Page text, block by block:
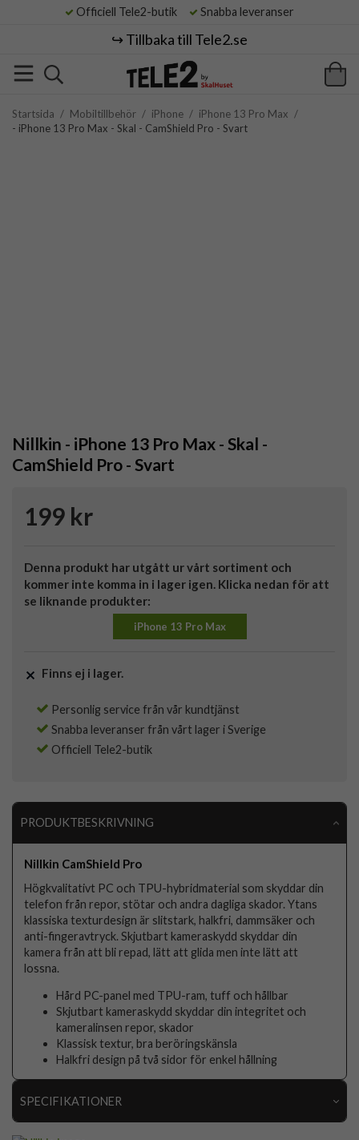
Officiell Tele2-butik Snabba leveranser
↪️ Tillbaka till Tele2.se
Startsida / Mobiltillbehör / iPhone / iPhone 13 Pro Max /
- iPhone 13 Pro Max - Skal - CamShield Pro - Svart
Nillkin - iPhone 13 Pro Max - Skal -
CamShield Pro - Svart
199 kr
Denna produkt har utgått ur vårt sortiment och
kommer inte komma in i lager igen. Klicka nedan för att
se liknande produkter:
iPhone 13 Pro Max
Finns ej i lager.
Personlig service från vår kundtjänst
Snabba leveranser från vårt lager i Sverige
Officiell Tele2-butik
PRODUKTBESKRIVNING
Nillkin CamShield Pro
Högkvalitativt PC och TPU-hybridmaterial som skyddar din
telefon från repor, stötar och andra dagliga skador. Ytans
klassiska texturdesign är slitstark, halkfri, dammsäker och
anti-fingeravtryck. Skjutbart kameraskydd skyddar din
kamera från att bli repad, lätt att glida men inte lätt att
lossna.
Hård PC-panel med TPU-ram, tuff och hållbar
Skjutbart kameraskydd skyddar din integritet och
kameralinsen repor, skador
Klassisk textur, bra beröringskänsla
Halkfri design på två sidor för enkel hållning
SPECIFIKATIONER